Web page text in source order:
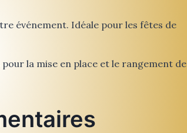
événement. Idéale pour les fêtes de
la mise en place et le rangement de